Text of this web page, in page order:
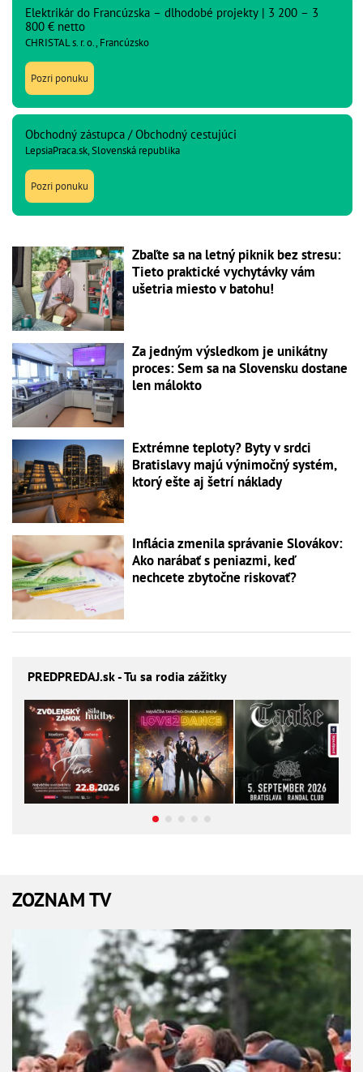
Elektrikár do Francúzska – dlhodobé projekty | 3 200 – 3
800 € netto
CHRISTAL s. r. o., Francúzsko
Pozri ponuku
Obchodný zástupca / Obchodný cestujúci
LepsiaPraca.sk, Slovenská republika
Pozri ponuku
Zbaľte sa na letný piknik bez stresu:
Tieto praktické vychytávky vám
ušetria miesto v batohu!
Za jedným výsledkom je unikátny
proces: Sem sa na Slovensku dostane
len málokto
Extrémne teploty? Byty v srdci
Bratislavy majú výnimočný systém,
ktorý ešte aj šetrí náklady
Inflácia zmenila správanie Slovákov:
Ako narábať s peniazmi, keď
nechcete zbytočne riskovať?
PREDPREDAJ.sk - Tu sa rodia zážitky
ZOZNAM TV